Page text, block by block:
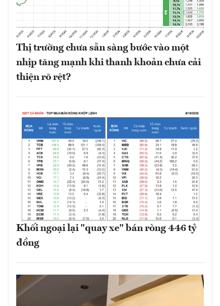
Thị trường chưa sẵn sàng bước vào một
nhịp tăng mạnh khi thanh khoản chưa cải
thiện rõ rệt?
Khối ngoại lại "quay xe" bán ròng 446 tỷ
đồng